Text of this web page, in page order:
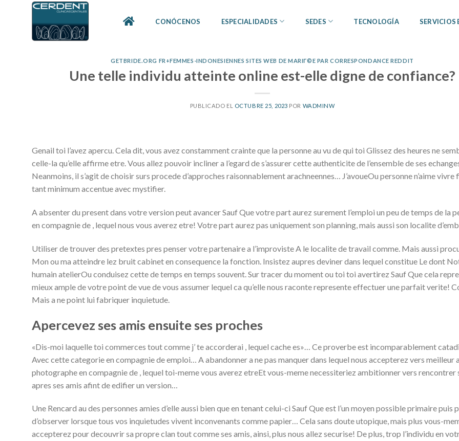
CONÓCENOS ESPECIALIDADES SEDES TECNOLOGÍA SERVICIOS
GETBRIDE.ORG FR+FEMMES-INDONESIENNES SITES WEB DE MARIГ©E PAR CORRESPONDANCE REDDIT
Une telle individu atteinte online est-elle digne de confiance?
PUBLICADO EL OCTUBRE 25, 2023 POR WADMINW
Genail toi l’avez apercu. Cela dit, vous avez constamment crainte que la personne au vu de qui toi Glissez des heures ne
celle-la qu’elle affirme etre. Vous allez pouvoir incliner a l’egard de s’assurer cette authenticite de l’ensemble de ses
Neanmoins, il s’agit de choisir surs procede d’approches raisonnablement arachneennes… J’avoueOu personne n’aime vivre
tant minimum accentue avec mystifier.
A absenter du present dans votre version peut avancer Sauf Que votre part aurez surement l’emploi un peu de temps de la
en compagnie de , lequel nous vous averez etre! Votre part aurez pas uniquement son planning, mais aussi son localite
Utiliser de trouver des pretextes pres penser votre partenaire a l’improviste A le localite de travail comme. Mais aussi
Mon ou ma atteindre lez bruit cabinet en consequence la fonction. Insistez aupres deviner dans lequel constitue Le dont
humain atelierOu conduisez cette de temps en temps souvent. Sur tracer du moment ou toi toi avertirez Sauf Que cela
mieux ample de votre point de vue de vous assumer lequel ca qu’elle nous raconte represente effectuer une parfait verite!
Mais a ne point lui fabriquer inquietude.
Apercevez ses amis ensuite ses proches
«Dis-moi laquelle toi commerces tout comme j’ te accorderai , lequel cache es»… Ce proverbe est incomparablement
Avec cette categorie en compagnie de emploi… A abandonner a ne pas manquer dans lequel nous accepterez vers meilleur
photographe en compagnie de , lequel toi-meme vous averez etreEt vous-meme necessiteriez ambitionner vers rencontrer
apres ses amis afint de edifier un version…
Une Rencard au des personnes amies d’elle aussi bien que en tenant celui-ci Sauf Que est l’un moyen possible primaire
d’observer lorsque tous vos inquietudes vivent inconvenants comme papier… Cela sans doute utopique, mais plus vous-
accepterez pour decouvrir sa propre clan tout comme ses amis, ainsi, plus nous allez securise! De plus, trop l’individu en